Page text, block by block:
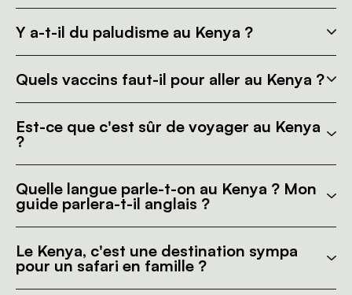
Y a-t-il du paludisme au Kenya ?
Quels vaccins faut-il pour aller au Kenya ?
Est-ce que c'est sûr de voyager au Kenya
?
Quelle langue parle-t-on au Kenya ? Mon
guide parlera-t-il anglais ?
Le Kenya, c'est une destination sympa
pour un safari en famille ?